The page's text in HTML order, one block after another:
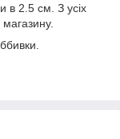
в 2.5 см. З усіх